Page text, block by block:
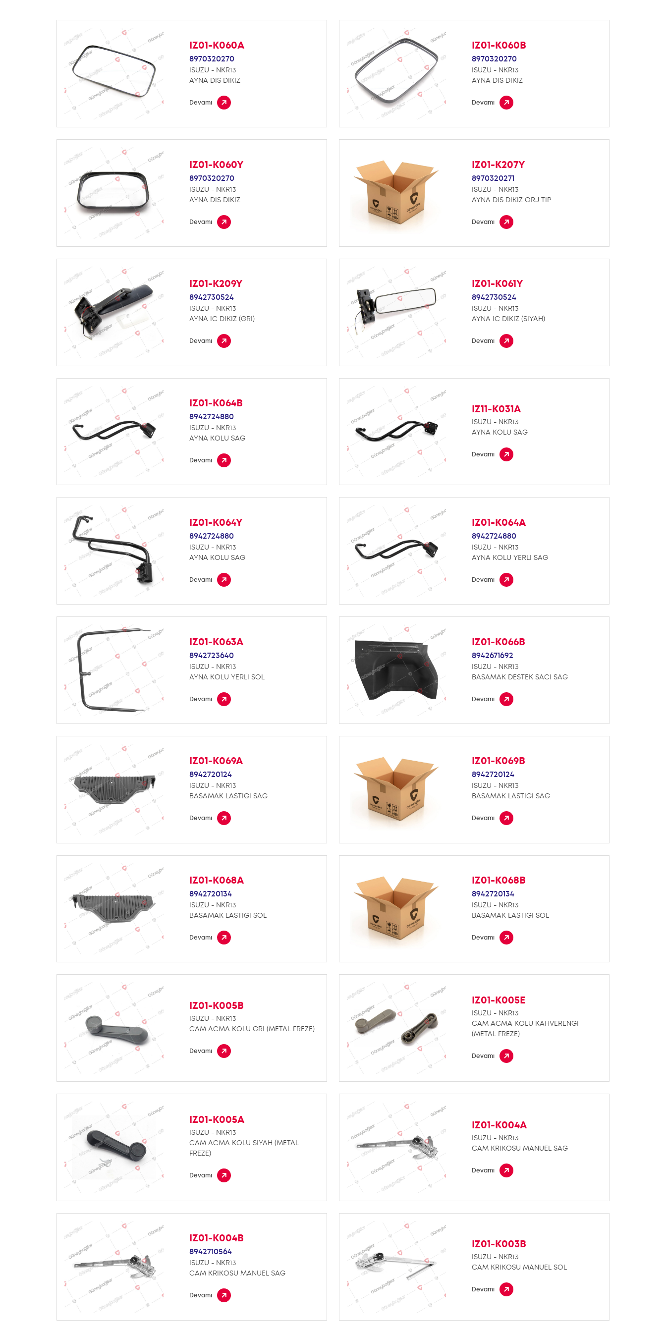
IZ01-K060A
8970320270
ISUZU - NKR13
AYNA DIS DIKIZ
Devamı
IZ01-K060B
8970320270
ISUZU - NKR13
AYNA DIS DIKIZ
Devamı
IZ01-K060Y
8970320270
ISUZU - NKR13
AYNA DIS DIKIZ
Devamı
IZ01-K207Y
8970320271
ISUZU - NKR13
AYNA DIS DIKIZ ORJ TIP
Devamı
IZ01-K209Y
8942730524
ISUZU - NKR13
AYNA IC DIKIZ (GRI)
Devamı
IZ01-K061Y
8942730524
ISUZU - NKR13
AYNA IC DIKIZ (SIYAH)
Devamı
IZ01-K064B
8942724880
ISUZU - NKR13
AYNA KOLU SAG
Devamı
IZ11-K031A
ISUZU - NKR13
AYNA KOLU SAG
Devamı
IZ01-K064Y
8942724880
ISUZU - NKR13
AYNA KOLU SAG
Devamı
IZ01-K064A
8942724880
ISUZU - NKR13
AYNA KOLU YERLI SAG
Devamı
IZ01-K063A
8942723640
ISUZU - NKR13
AYNA KOLU YERLI SOL
Devamı
IZ01-K066B
8942671692
ISUZU - NKR13
BASAMAK DESTEK SACI SAG
Devamı
IZ01-K069A
8942720124
ISUZU - NKR13
BASAMAK LASTIGI SAG
Devamı
IZ01-K069B
8942720124
ISUZU - NKR13
BASAMAK LASTIGI SAG
Devamı
IZ01-K068A
8942720134
ISUZU - NKR13
BASAMAK LASTIGI SOL
Devamı
IZ01-K068B
8942720134
ISUZU - NKR13
BASAMAK LASTIGI SOL
Devamı
IZ01-K005B
ISUZU - NKR13
CAM ACMA KOLU GRI (METAL FREZE)
Devamı
IZ01-K005E
ISUZU - NKR13
CAM ACMA KOLU KAHVERENGI
(METAL FREZE)
Devamı
IZ01-K005A
ISUZU - NKR13
CAM ACMA KOLU SIYAH (METAL
FREZE)
Devamı
IZ01-K004A
ISUZU - NKR13
CAM KRIKOSU MANUEL SAG
Devamı
IZ01-K004B
8942710564
ISUZU - NKR13
CAM KRIKOSU MANUEL SAG
Devamı
IZ01-K003B
ISUZU - NKR13
CAM KRIKOSU MANUEL SOL
Devamı